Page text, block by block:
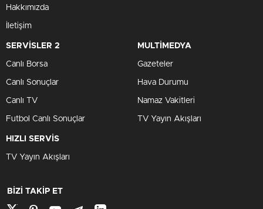
Hakkımızda
İletişim
SERVİSLER 2
Canlı Borsa
Canlı Sonuçlar
Canlı TV
Futbol Canlı Sonuçlar
MULTİMEDYA
Gazeteler
Hava Durumu
Namaz Vakitleri
TV Yayın Akışları
HIZLI SERVİS
TV Yayın Akışları
BİZİ TAKİP ET